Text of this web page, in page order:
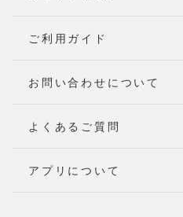
ご利用ガイド
お問い合わせについて
よくあるご質問
アプリについて